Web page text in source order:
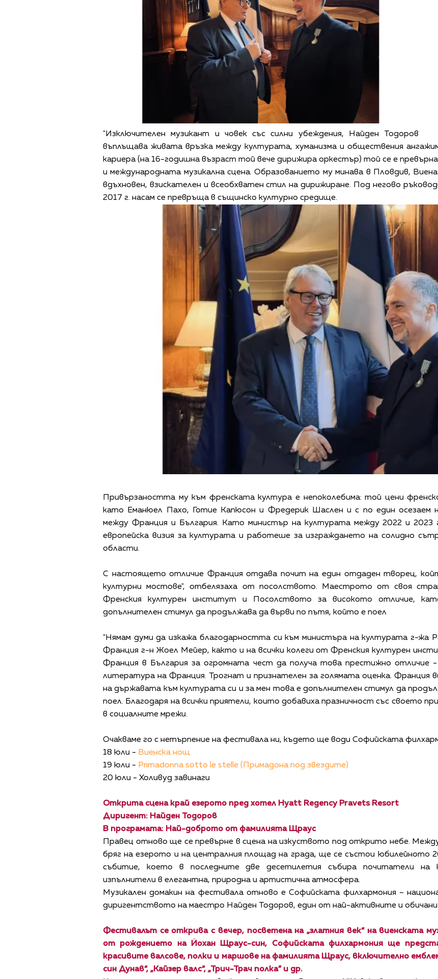
"Изключителен музикант и човек със силни убеждения, Найден Тодоров
въплъщава живата връзка между културата, хуманизма и обществения
кариера (на 16-годишна възраст той вече дирижира оркестър) той се е
и международната музикална сцена. Образованието му минава в Пловдив,
вдъхновен, взискателен и всеобхватен стил на дирижиране. Под негово
2017 г. насам се превръща в същинско културно средище.
Привързаността му към френската култура е непоколебима: той цени
като Еманюел Пахо, Готие Капюсон и Фредерик Шаслен и с по един осезаем
между Франция и България. Като министър на културата между 2022 и
европейска визия за културата и работеше за изграждането на солидно
области.
С настоящето отличие Франция отдава почит на един отдаден творец,
културни мостове", отбелязаха от посолството. Маестрото от своя
Френския културен институт и Посолството за високото отличие,
допълнителен стимул да продължава да върви по пътя, който е поел
"Нямам думи да изкажа благодарността си към министъра на културата г-жа
Франция г-н Жоел Мейер, както и на всички колеги от Френския културен
Франция в България за огромната чест да получа това престижно отличие
литература на Франция. Трогнат и признателен за голямата оценка. Франция
на държавата към културата си и за мен това е допълнителен стимул да
поел. Благодаря на всички приятели, които добавиха празничност със своето
в социалните мрежи.
Очакваме го с нетърпение на фестивала ни, където ще води Софийската
18 юли - Виенска нощ
19 юли - Primadonna sotto le stelle (Примадона под звездите)
20 юли - Холивуд завинаги
Открита сцена край езерото пред хотел Hyatt Regency Pravets Resort
Диригент: Найден Тодоров
В програмата: Най-доброто от фамилията Щраус
Правец отново ще се превърне в сцена на изкуството под открито небе.
бряг на езерото и на централния площад на града, ще се състои юбилейното
събитие, което в последните две десетилетия събира почитатели на
изпълнители в елегантна, природна и артистична атмосфера.
Музикален домакин на фестивала отново е Софийската филхармония –
диригентството на маестро Найден Тодоров, един от най-активните и
Фестивалът се открива с вечер, посветена на „златния век“ на виенската
от рождението на Йохан Щраус-син, Софийската филхармония ще
красивите валсове, полки и маршове на фамилията Щраус, включително
син Дунав“, „Кайзер валс“, „Трич-Трач полка” и др.